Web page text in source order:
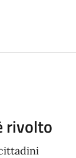
rivolto